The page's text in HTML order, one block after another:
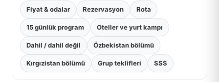
Fiyat & odalar Rezervasyon Rota
15 günlük program Oteller ve yurt kampı
Dahil / dahil değil Özbekistan bölümü
Kırgızistan bölümü Grup teklifleri SSS